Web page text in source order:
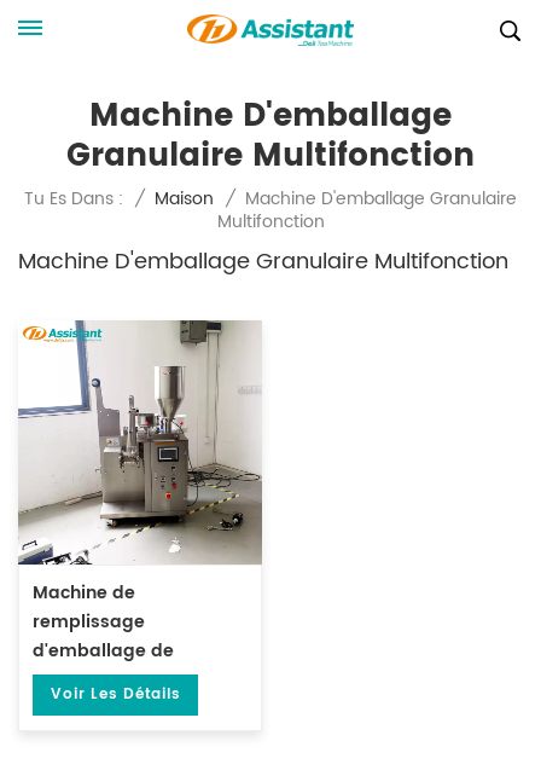
Machine D'emballage
Granulaire Multifonction
Tu Es Dans : / Maison / Machine D'emballage Granulaire
Multifonction
Machine D'emballage Granulaire Multifonction
Machine de
remplissage
d'emballage de
sachets de thé carrés
avec fil et étiquette DL-
Voir Les Détails